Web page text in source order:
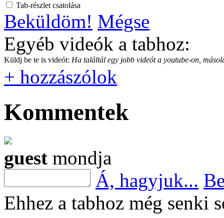
Tab-részlet csatolása
Beküldöm! Mégse
Egyéb videók a tabhoz:
Küldj be te is videót: Ha találtál egy jobb videót a youtube-on,
+ hozzászólok
Kommentek
guest mondja
Á, hagyjuk...
Ehhez a tabhoz még senki